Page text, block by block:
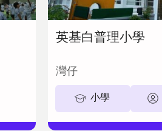
英基白普理小學
灣仔
小學